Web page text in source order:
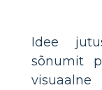
Idee
sõnumit